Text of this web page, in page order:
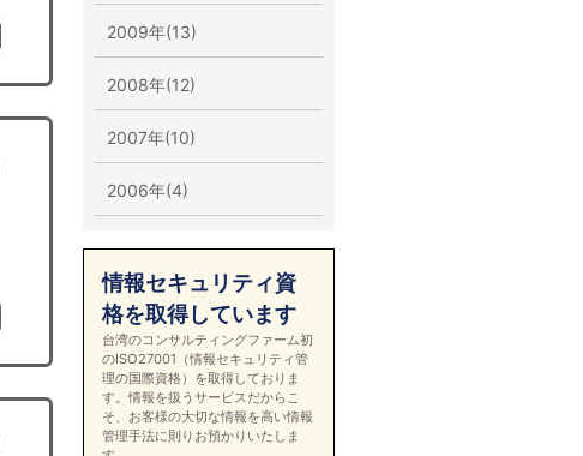
2009年(13)
2008年(12)
2007年(10)
2006年(4)
情報セキュリティ資
格を取得しています
台湾のコンサルティングファーム初
のISO27001（情報セキュリティ管
理の国際資格）を取得しておりま
す。情報を扱うサービスだからこ
そ、お客様の大切な情報を高い情報
管理手法に則りお預かりいたしま